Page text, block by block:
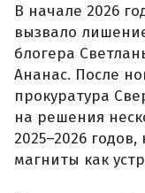
В начале 2026
вызвало
блогера
Ананас. После
прокуратура
на решения
2025–2026
магниты как